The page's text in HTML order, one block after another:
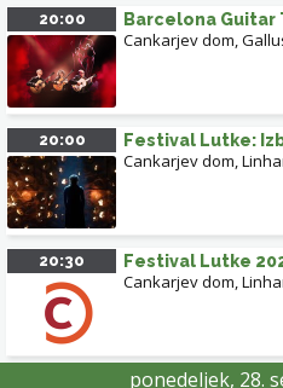
20:00 Barcelona Guitar
Cankarjev dom,
20:00 Festival Lutke:
Cankarjev dom,
20:30 Festival Lutke
Cankarjev dom,
ponedeljek, 28.